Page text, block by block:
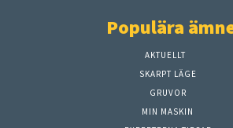
Populära
AKTUELLT
SKARPT LÄGE
GRUVOR
MIN MASKIN